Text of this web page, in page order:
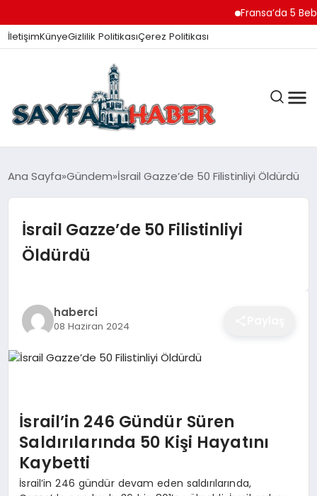
Fransa’da 5 Bebek
İletişimKünyeGizlilik PolitikasıÇerez Politikası
ANA SAYFA
GÜNDEM
EĞITIM
SAĞLIK
SPOR
Ana Sayfa Gündem İsrail Gazze’de 50 Filistinliyi Öldürdü
İsrail Gazze’de 50 Filistinliyi
Öldürdü
haberci
08 Haziran 2024
İsrail’in 246 Gündür Süren
Saldırılarında 50 Kişi Hayatını
Kaybetti
İsrail’in 246 gündür devam eden saldırılarında,